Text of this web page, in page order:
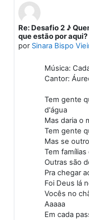
Em resposta à
Re: Desafio 2 ♪
que estão por aqui?
por Sinara Bispo
Música:
Cantor:
Tem gente
d'água
Mas daria o
Tem gente
Mas se
Tem
Outras são
Pra chegar
Foi Deus lá
Vocês no
Aaaaa
Em cada